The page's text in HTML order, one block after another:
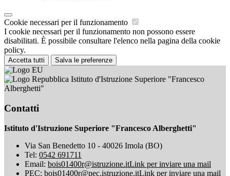
Cookie necessari per il funzionamento
I cookie necessari per il funzionamento non possono essere
disabilitati. È possibile consultare l'elenco nella pagina della cookie
policy.
Accetta tutti Salva le preferenze
Istituto d'Istruzione Superiore "Francesco
Alberghetti"
Contatti
Istituto d'Istruzione Superiore "Francesco Alberghetti"
Via San Benedetto 10 - 40026 Imola (BO)
Tel: 0542 691711
Email: bois01400r@istruzione.itLink per inviare una mail
PEC: bois01400r@pec.istruzione.itLink per inviare una mail